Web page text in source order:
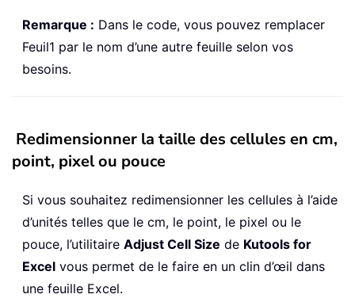
Remarque : Dans le code, vous pouvez remplacer
Feuil1 par le nom d’une autre feuille selon vos
besoins.
Redimensionner la taille des cellules en cm,
point, pixel ou pouce
Si vous souhaitez redimensionner les cellules à l’aide
d’unités telles que le cm, le point, le pixel ou le
pouce, l’utilitaire Adjust Cell Size de Kutools for
Excel vous permet de le faire en un clin d’œil dans
une feuille Excel.